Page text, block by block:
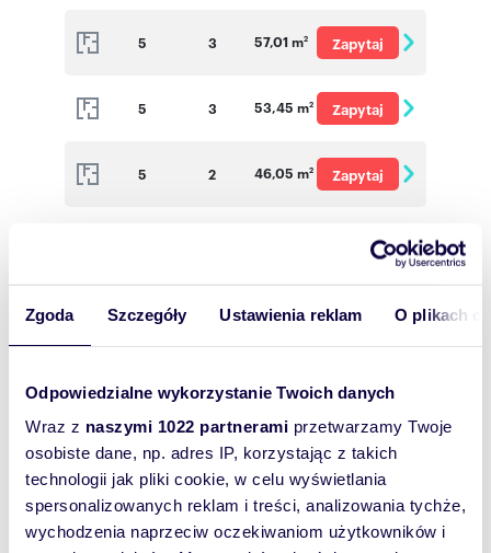
Zgoda Szczegóły Ustawienia reklam O plikach
Odpowiedzialne wykorzystanie Twoich danych
Wraz z naszymi 1022 partnerami przetwarzamy Twoje
osobiste dane, np. adres IP, korzystając z takich
technologii jak pliki cookie, w celu wyświetlania
spersonalizowanych reklam i treści, analizowania tychże,
wychodzenia naprzeciw oczekiwaniom użytkowników i
5 3 57,01 m2
Zapytaj
5 3 53,45 m2
Zapytaj
5 2 46,05 m2
Zapytaj
Zapytaj
Zapytaj
o cenę
6 3 62,36 m 2
Zapytaj
o cenę
6 3 63,36 m
Zapytaj
o cenę